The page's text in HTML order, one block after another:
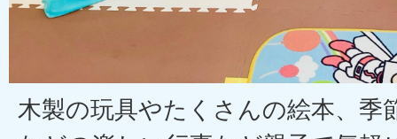
木製の玩具やたくさんの絵本、季